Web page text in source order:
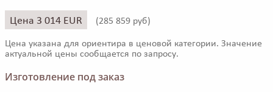
Цена 3 014 EUR (285 859 руб)
Цена указана для ориентира в ценовой категории. Значение
актуальной цены сообщается по запросу.
Изготовление под заказ